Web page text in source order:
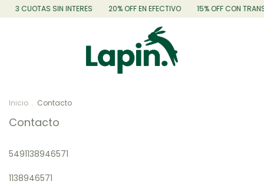
3 CUOTAS SIN INTERES 20% OFF EN EFECTIVO 15% OFF CON
Inicio . Contacto
Contacto
5491138946571
1138946571